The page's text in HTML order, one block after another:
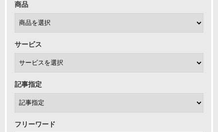
商品
サービス
記事指定
フリーワード